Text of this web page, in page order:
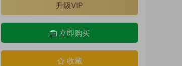
升级VIP
立即购买
收藏